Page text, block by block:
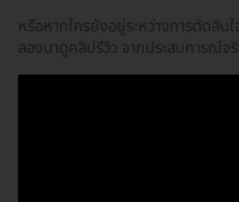
หรือหากใครยังอยู่ระหว่างการตัดสินใ
ลองมาดูคลิปรีวิว จากประสบการณ์จริ